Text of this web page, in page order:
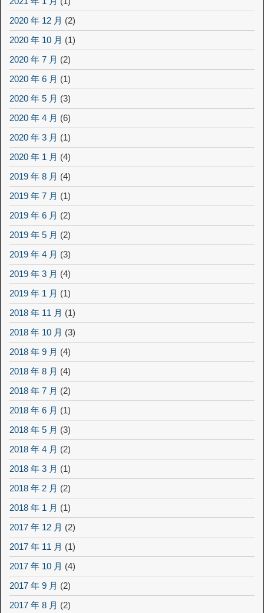
2020 年 12 月 (2)
2020 年 10 月 (1)
2020 年 7 月 (2)
2020 年 6 月 (1)
2020 年 5 月 (3)
2020 年 4 月 (6)
2020 年 3 月 (1)
2020 年 1 月 (4)
2019 年 8 月 (4)
2019 年 7 月 (1)
2019 年 6 月 (2)
2019 年 5 月 (2)
2019 年 4 月 (3)
2019 年 3 月 (4)
2019 年 1 月 (1)
2018 年 11 月 (1)
2018 年 10 月 (3)
2018 年 9 月 (4)
2018 年 8 月 (4)
2018 年 7 月 (2)
2018 年 6 月 (1)
2018 年 5 月 (3)
2018 年 4 月 (2)
2018 年 3 月 (1)
2018 年 2 月 (2)
2018 年 1 月 (1)
2017 年 12 月 (2)
2017 年 11 月 (1)
2017 年 10 月 (4)
2017 年 9 月 (2)
2017 年 8 月 (2)